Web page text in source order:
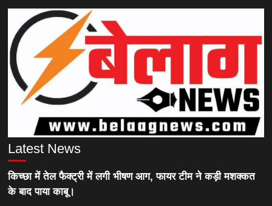
Latest News
किच्छा में तेल फैक्ट्री में लगी भीषण आग, फायर टीम ने कड़ी मशक्कत
के बाद पाया काबू।